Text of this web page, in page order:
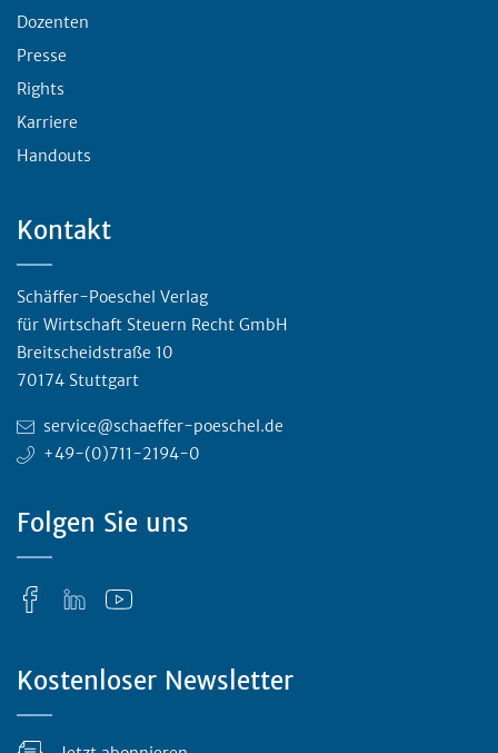
Dozenten
Presse
Rights
Karriere
Handouts
Kontakt
Schäffer-Poeschel Verlag
für Wirtschaft Steuern Recht GmbH
Breitscheidstraße 10
70174 Stuttgart
service@schaeffer-poeschel.de
+49-(0)711-2194-0
Folgen Sie uns
Kostenloser Newsletter